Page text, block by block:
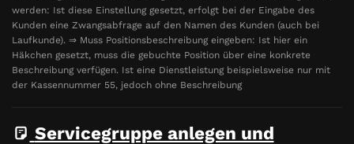
werden: Ist diese Einstellung gesetzt, erfolgt bei der Eingabe des
Kunden eine Zwangsabfrage auf den Namen des Kunden (auch bei
Laufkunde). ⇒ Muss Positionsbeschreibung eingeben: Ist hier ein
Häkchen gesetzt, muss die gebuchte Position über eine konkrete
Beschreibung verfügen. Ist eine Dienstleistung beispielsweise nur mit
der Kassennummer 55, jedoch ohne Beschreibung
Servicegruppe anlegen und